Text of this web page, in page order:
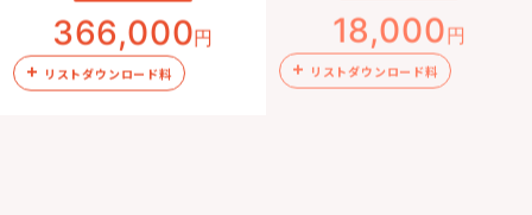
366,000円
+ リストダウンロード料
18,000円
+ リストダウンロード料